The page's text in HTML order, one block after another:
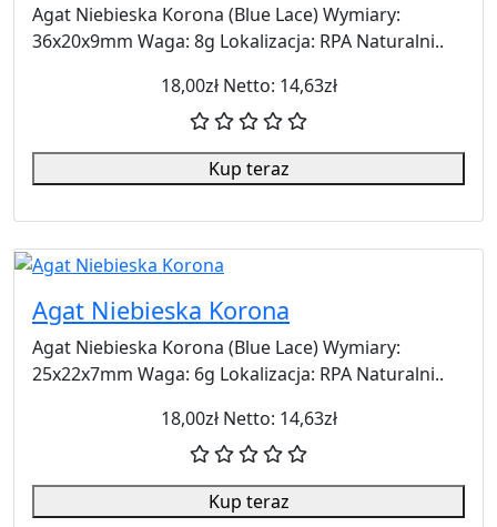
Agat Niebieska Korona (Blue Lace) Wymiary:
36x20x9mm Waga: 8g Lokalizacja: RPA Naturalni..
18,00zł Netto: 14,63zł
Kup teraz
Agat Niebieska Korona
Agat Niebieska Korona (Blue Lace) Wymiary:
25x22x7mm Waga: 6g Lokalizacja: RPA Naturalni..
18,00zł Netto: 14,63zł
Kup teraz